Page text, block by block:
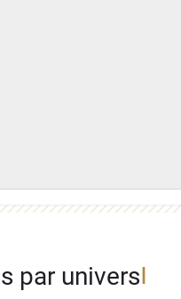
par univers